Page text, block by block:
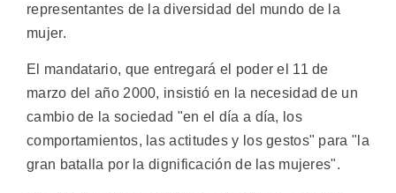
representantes de la diversidad del mundo de la
mujer.
El mandatario, que entregará el poder el 11 de
marzo del año 2000, insistió en la necesidad de un
cambio de la sociedad "en el día a día, los
comportamientos, las actitudes y los gestos" para "la
gran batalla por la dignificación de las mujeres".